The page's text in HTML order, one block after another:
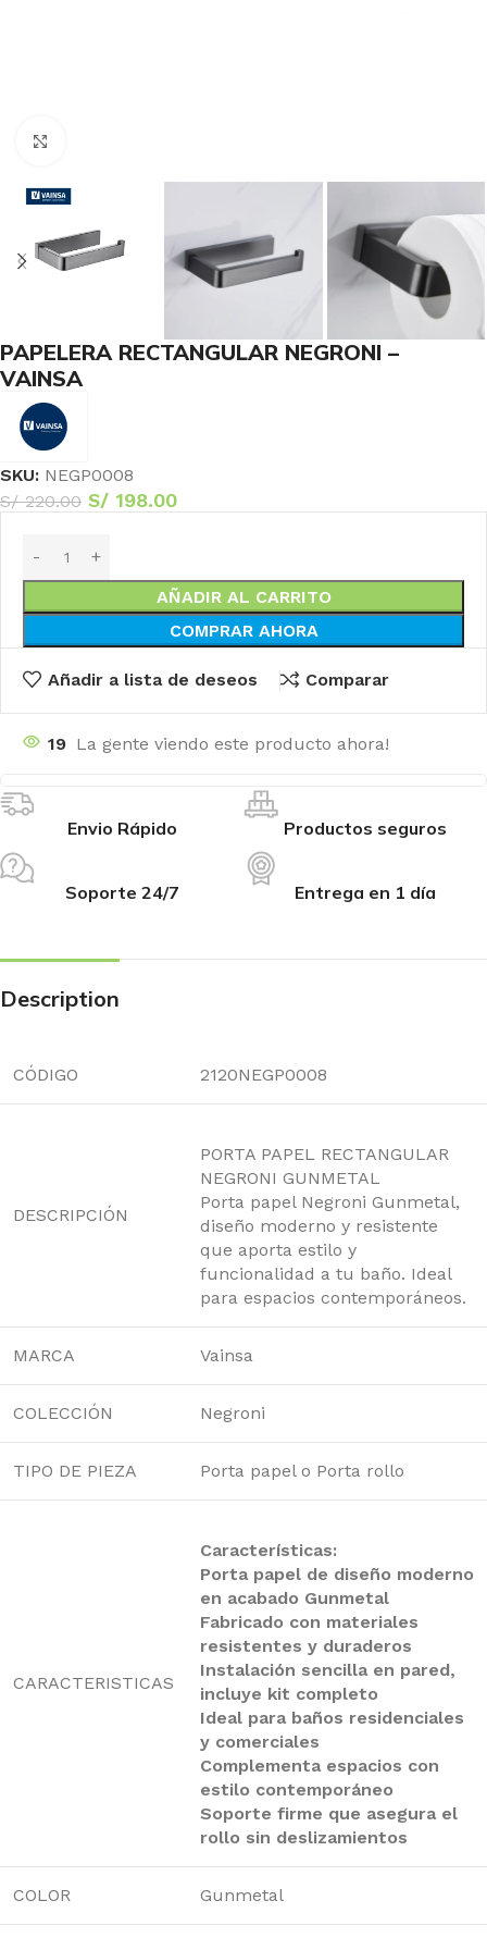
PAPELERA RECTANGULAR NEGRONI –
VAINSA
SKU: NEGP0008
S/220.00 S/ 198.00
AÑADIR AL CARRITO
COMPRAR AHORA
Añadir a lista de deseos Comparar
19 La gente viendo este producto ahora!
Envio Rápido Productos seguros
Soporte 24/7 Entrega en 1 día
Description
CÓDIGO 2120NEGP0008
DESCRIPCIÓN
PORTA PAPEL RECTANGULAR
NEGRONI GUNMETAL
Porta papel Negroni Gunmetal,
diseño moderno y resistente
que aporta estilo y
funcionalidad a tu baño. Ideal
para espacios contemporáneos.
MARCA Vainsa
COLECCIÓN Negroni
TIPO DE PIEZA Porta papel o Porta rollo
CARACTERISTICAS
Características:
Porta papel de diseño moderno
en acabado Gunmetal
Fabricado con materiales
resistentes y duraderos
Instalación sencilla en pared,
incluye kit completo
Ideal para baños residenciales
y comerciales
Complementa espacios con
estilo contemporáneo
Soporte firme que asegura el
rollo sin deslizamientos
COLOR Gunmetal